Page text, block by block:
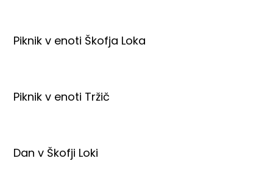
Piknik v enoti Škofja Loka
Piknik v enoti Tržič
Dan v Škofji Loki